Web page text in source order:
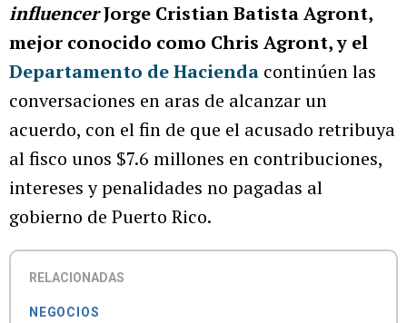
influencerJorge Cristian Batista Agront,
mejor conocido como Chris Agront, y el
Departamento de Hacienda continúen las
conversaciones en aras de alcanzar un
acuerdo, con el fin de que el acusado retribuya
al fisco unos $7.6 millones en contribuciones,
intereses y penalidades no pagadas al
gobierno de Puerto Rico.
RELACIONADAS
NEGOCIOS